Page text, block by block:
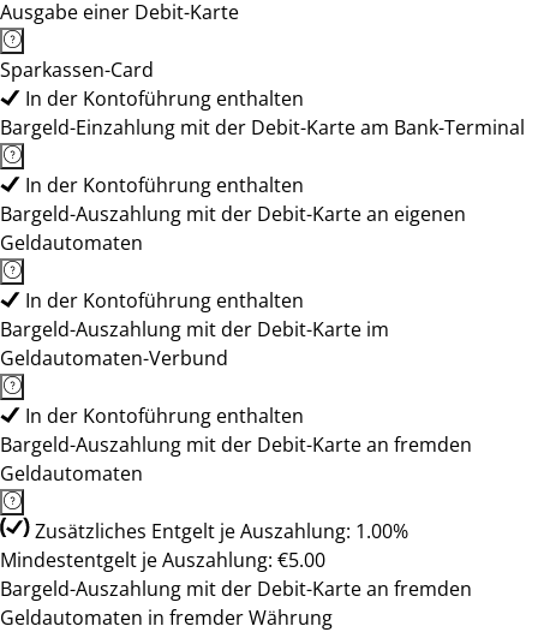
Ausgabe einer Debit-Karte
Sparkassen-Card
In der Kontoführung enthalten
Bargeld-Einzahlung mit der Debit-Karte am Bank-Terminal
In der Kontoführung enthalten
Bargeld-Auszahlung mit der Debit-Karte an eigenen
Geldautomaten
In der Kontoführung enthalten
Bargeld-Auszahlung mit der Debit-Karte im
Geldautomaten-Verbund
In der Kontoführung enthalten
Bargeld-Auszahlung mit der Debit-Karte an fremden
Geldautomaten
Zusätzliches Entgelt je Auszahlung: 1.00%
Mindestentgelt je Auszahlung: €5.00
Bargeld-Auszahlung mit der Debit-Karte an fremden
Geldautomaten in fremder Währung